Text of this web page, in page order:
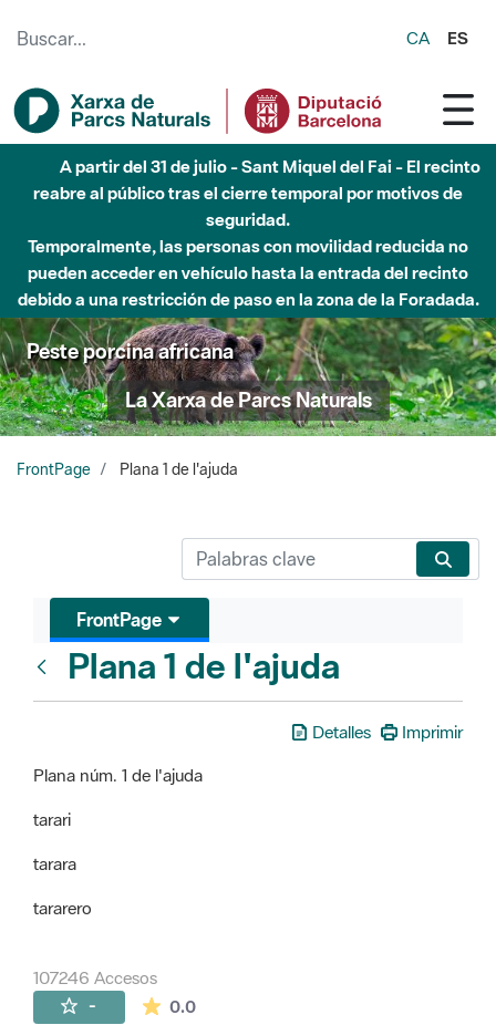
CA ES
A partir del 31 de julio - Sant Miquel del Fai - El recinto
reabre al público tras el cierre temporal por motivos de
seguridad.
Temporalmente, las personas con movilidad reducida no
pueden acceder en vehículo hasta la entrada del recinto
debido a una restricción de paso en la zona de la Foradada.
Peste porcina africana
La Xarxa de Parcs Naturals
FrontPage Plana 1 de l'ajuda
FrontPage
Plana 1 de l'ajuda
Detalles
Imprimir
Plana núm. 1 de l'ajuda
tarari
tarara
tararero
107246 Accesos
- 0.0La valoración media es de 0 estrellas de